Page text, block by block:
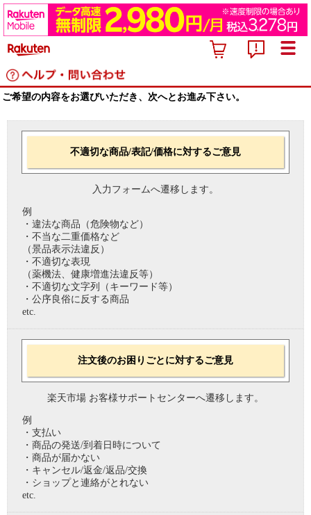
ご希望の内容をお選びいただき、次へとお進み下さい。
不適切な商品/表記/価格に対するご意見
入力フォームへ遷移します。
例
・違法な商品（危険物など）
・不当な二重価格など
（景品表示法違反）
・不適切な表現
（薬機法、健康増進法違反等）
・不適切な文字列（キーワード等）
・公序良俗に反する商品
etc.
注文後のお困りごとに対するご意見
楽天市場 お客様サポートセンターへ遷移します。
例
・支払い
・商品の発送/到着日時について
・商品が届かない
・キャンセル/返金/返品/交換
・ショップと連絡がとれない
etc.